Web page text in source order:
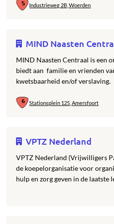
Industrieweg 2B, Woerden
MIND Naasten
MIND Naasten Centraal is een
biedt aan familie en vrienden
kwetsbaarheid en/of verslaving.
Stationsplein 125, Amersfoort
VPTZ Nederland
VPTZ Nederland (Vrijwilligers
de koepelorganisatie voor
hulp en zorg geven in de laatste